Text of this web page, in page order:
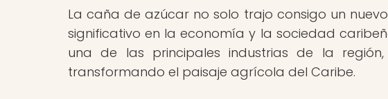
La caña de azúcar no solo trajo consigo un
significativo en la economía y la sociedad
una de las principales industrias de la
transformando el paisaje agrícola del Caribe.